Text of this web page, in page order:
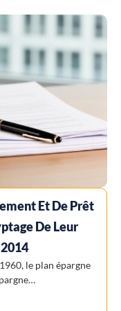
Et De Prêt
De Leur
le plan épargne